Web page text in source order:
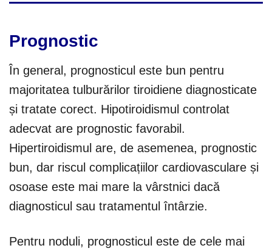
Prognostic
În general, prognosticul este bun pentru
majoritatea tulburărilor tiroidiene diagnosticate
și tratate corect. Hipotiroidismul controlat
adecvat are prognostic favorabil.
Hipertiroidismul are, de asemenea, prognostic
bun, dar riscul complicațiilor cardiovasculare și
osoase este mai mare la vârstnici dacă
diagnosticul sau tratamentul întârzie.
Pentru noduli, prognosticul este de cele mai